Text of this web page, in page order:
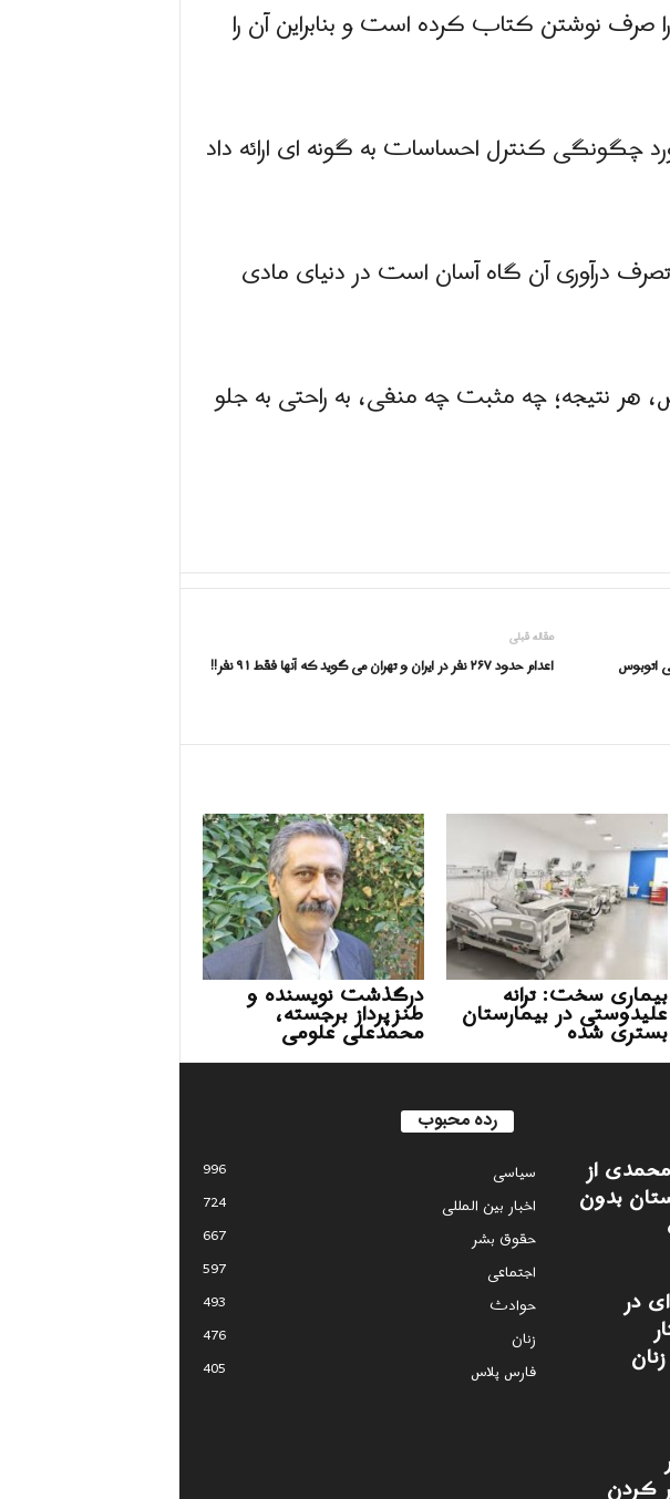
نوشتن کتاب کرده است و بنابراین آن را
چگونگی کنترل احساسات به گونه ای ارائه داد
درآوری آن گاه آسان است در دنیای مادی
نتیجه؛ چه مثبت چه منفی، به راحتی به جلو
مقاله قبلی
اعدام حدود ۲۶۷ نفر در ایران و تهران می گوید که آنها فقط ۹۱ نفر!!
اتوبوس
درگذشت نویسنده و
طنزپرداز برجسته،
محمدعلی علومی
بیماری سخت: ترانه
علیدوستی در بیمارستان
بستری شده
از
بدون
در
کردن
رده محبوب
سياسى
996
اخبار بین المللی
724
حقوق بشر
667
اجتماعی
597
حوادث
493
زنان
476
فارس پلاس
405